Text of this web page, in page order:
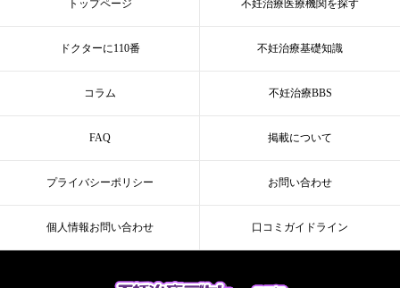
トップページ 不妊治療医療機関を探す
ドクターに110番 不妊治療基礎知識
コラム 不妊治療BBS
FAQ 掲載について
プライバシーポリシー お問い合わせ
個人情報お問い合わせ 口コミガイドライン